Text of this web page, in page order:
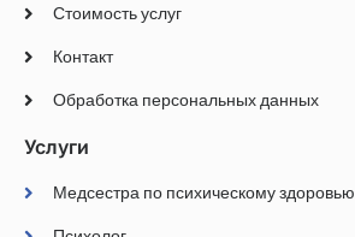
Стоимость услуг
Контакт
Обработка персональных данных
Услуги
Медсестра по психическому здоровью